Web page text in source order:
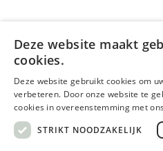
Deze website maakt
cookies.
Deze website gebruikt cookies om
verbeteren. Door onze website te
cookies in overeenstemming met
STRIKT NOODZAKELIJK